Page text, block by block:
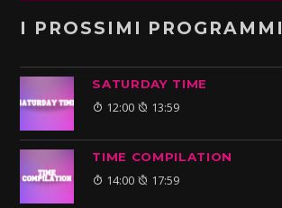
I PROSSIMI PROGRAMMI
SATURDAY TIME
12:00 13:59
TIME COMPILATION
14:00 17:59